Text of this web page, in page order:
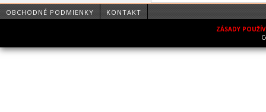
OBCHODNÉ PODMIENKY KONTAKT
ZÁSADY